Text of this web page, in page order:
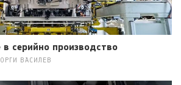
серийно производство
ВАСИЛЕВ